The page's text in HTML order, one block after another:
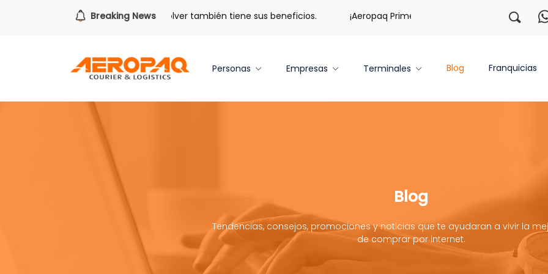
Breaking News
Para todo lo que viene. Volver también tiene sus beneficios. ¡Aeropaq Prime TE DA MÁS! ¡Regístrate
Personas Empresas Terminales Blog Franquicias
Blog
Tendencias, consejos, promociones y noticias que te ayudaran a vivir la
de comprar por internet.